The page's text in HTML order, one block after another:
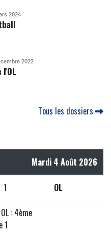
2024
2022
Tous les dossiers
Mardi 4 Août 2026
1 OL
: 4ème
1